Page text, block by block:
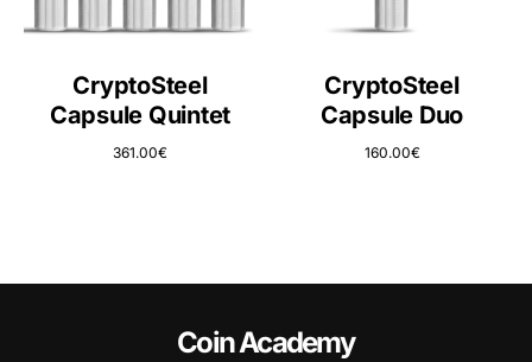
CryptoSteel
Capsule Quintet
361.00€
CryptoSteel
Capsule Duo
160.00€
Coin Academy